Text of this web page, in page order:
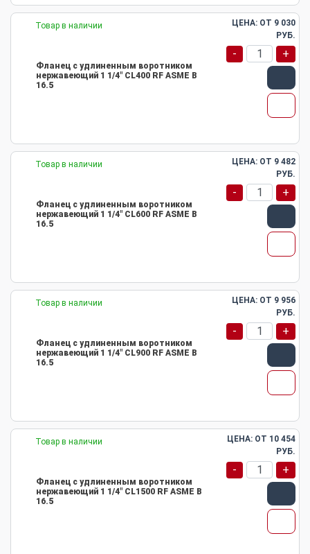
Товар в наличии
Фланец с удлиненным воротником
нержавеющий 1 1/4" CL400 RF ASME B
16.5
ЦЕНА: ОТ 9 030
РУБ.
- +
Товар в наличии
Фланец с удлиненным воротником
нержавеющий 1 1/4" CL600 RF ASME B
16.5
ЦЕНА: ОТ 9 482
РУБ.
- +
Товар в наличии
Фланец с удлиненным воротником
нержавеющий 1 1/4" CL900 RF ASME B
16.5
ЦЕНА: ОТ 9 956
РУБ.
- +
Товар в наличии
Фланец с удлиненным воротником
нержавеющий 1 1/4" CL1500 RF ASME B
16.5
ЦЕНА: ОТ 10 454
РУБ.
- +